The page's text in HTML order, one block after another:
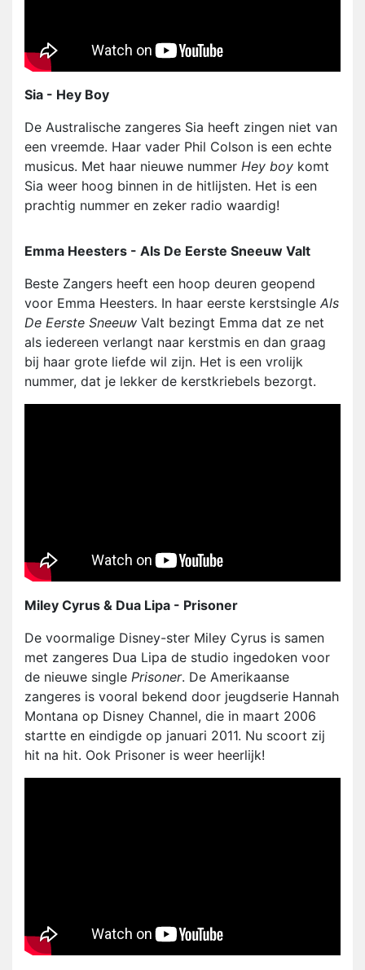
Sia - Hey Boy
De Australische zangeres Sia heeft zingen niet van
een vreemde. Haar vader Phil Colson is een echte
musicus. Met haar nieuwe nummer Hey boy komt
Sia weer hoog binnen in de hitlijsten. Het is een
prachtig nummer en zeker radio waardig!
Emma Heesters - Als De Eerste Sneeuw Valt
Beste Zangers heeft een hoop deuren geopend
voor Emma Heesters. In haar eerste kerstsingle Als
De Eerste Sneeuw Valt bezingt Emma dat ze net
als iedereen verlangt naar kerstmis en dan graag
bij haar grote liefde wil zijn. Het is een vrolijk
nummer, dat je lekker de kerstkriebels bezorgt.
Miley Cyrus & Dua Lipa - Prisoner
De voormalige Disney-ster Miley Cyrus is samen
met zangeres Dua Lipa de studio ingedoken voor
de nieuwe single Prisoner. De Amerikaanse
zangeres is vooral bekend door jeugdserie Hannah
Montana op Disney Channel, die in maart 2006
startte en eindigde op januari 2011. Nu scoort zij
hit na hit. Ook Prisoner is weer heerlijk!